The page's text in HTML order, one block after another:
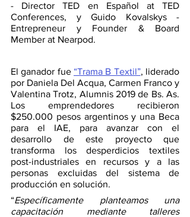
- Director TED en Español at TED
Conferences, y Guido Kovalskys -
Entrepreneur y Founder & Board
Member at Nearpod.
El ganador fue “Trama B Textil”, liderado
por Daniela Del Acqua, Carmen Franco y
Valentina Trotz, Alumnis 2019 de Bs. As.
Los emprendedores recibieron
$250.000 pesos argentinos y una Beca
para el IAE, para avanzar con el
desarrollo de este proyecto que
transforma los desperdicios textiles
post-industriales en recursos y a las
personas excluidas del sistema de
producción en solución.
“Específicamente planteamos una
capacitación mediante talleres